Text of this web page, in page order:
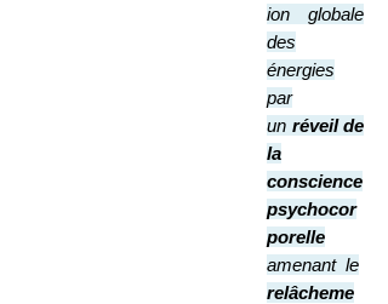
ion globale
des
énergies
par
un réveil de
la
conscience
psychocor
porelle
amenant le
relâcheme